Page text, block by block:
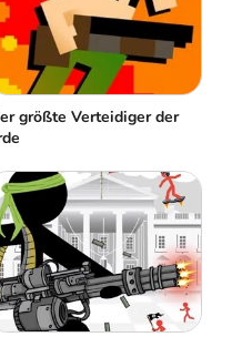
größte Verteidiger der